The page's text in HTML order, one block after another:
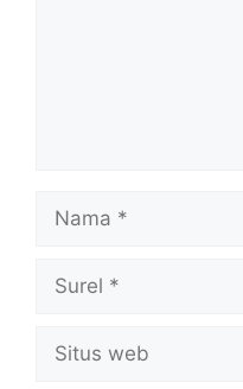
Nama
Surel
Situs
web